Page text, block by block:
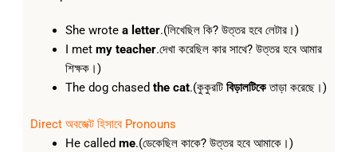
She wrote a letter.(লিখেছিল কি? উত্তর হবে লেটার।)
I met my teacher.দেখা করেছিল কার সাথে? উত্তর হবে আমার
শিক্ষক।)
The dog chased the cat.(কুকুরটি বিড়ালটিকেতাড়া করেছে।)
Direct অবজেক্ট হিসাবে Pronouns
He called me.(ডেকেছিল কাকে? উত্তর হবে আমাকে।)